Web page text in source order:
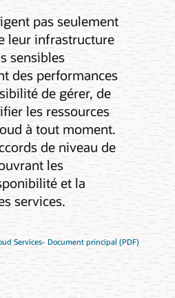
pas seulement
leur infrastructure
sensibles
des performances
de gérer, de
les ressources
à tout moment.
de niveau de
les
et la
services.
Services- Document principal (PDF)